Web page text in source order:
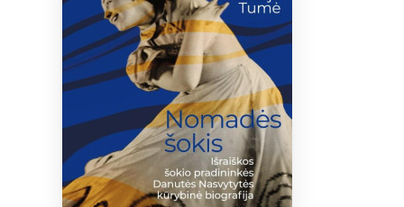
+370 667 80 541
info@elvislab.lt